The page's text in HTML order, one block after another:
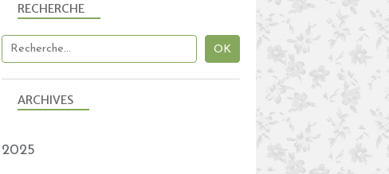
RECHERCHE
ARCHIVES
2025